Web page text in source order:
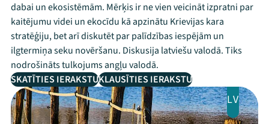
dabai un ekosistēmām. Mērķis ir ne vien veicināt izpratni par
kaitējumu videi un ekocīdu kā apzinātu Krievijas kara
stratēģiju, bet arī diskutēt par palīdzības iespējām un
ilgtermiņa seku novēršanu. Diskusija latviešu valodā. Tiks
nodrošināts tulkojums angļu valodā.
SKATĪTIES IERAKSTUKLAUSĪTIES IERAKSTU
LV